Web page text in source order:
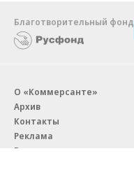
Благотворительный фонд
О «Коммерсанте»
Архив
Контакты
Реклама
Вакансии